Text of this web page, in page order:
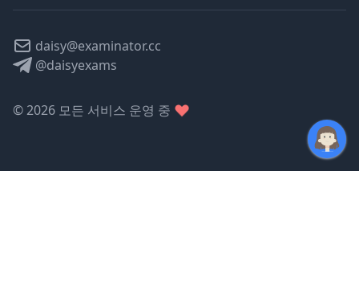
daisy@examinator.cc
@daisyexams
©2026 모든 서비스 운영 중